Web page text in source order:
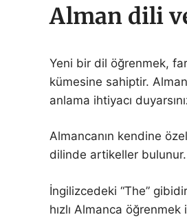
Alman dili
Yeni bir dil öğrenmek,
kümesine sahiptir.
anlama ihtiyacı
Almancanın kendine
dilinde artikeller bulunur.
İngilizcedeki “The”
hızlı Almanca